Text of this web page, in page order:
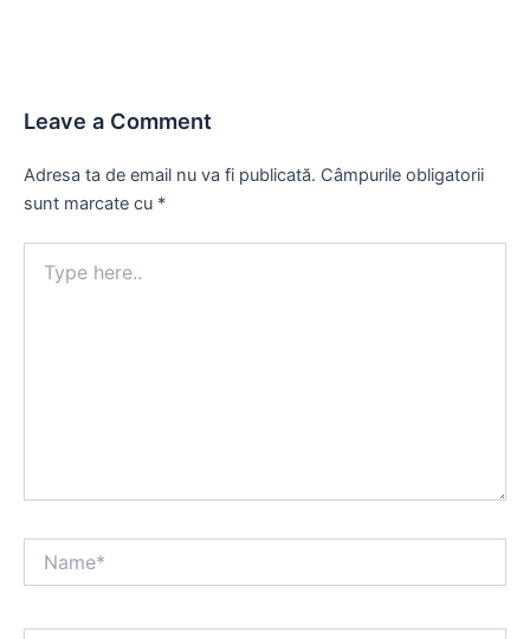
Leave a Comment
Adresa ta de email nu va fi publicată. Câmpurile obligatorii
sunt marcate cu *
here..